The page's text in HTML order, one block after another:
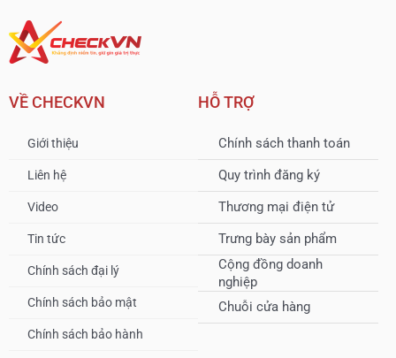
VỀ CHECKVN
Giới thiệu
Liên hệ
Video
Tin tức
Chính sách đại lý
Chính sách bảo mật
Chính sách bảo hành
HỖ TRỢ
Chính sách thanh toán
Quy trình đăng ký
Thương mại điện tử
Trưng bày sản phẩm
Cộng đồng doanh
nghiệp
Chuỗi cửa hàng